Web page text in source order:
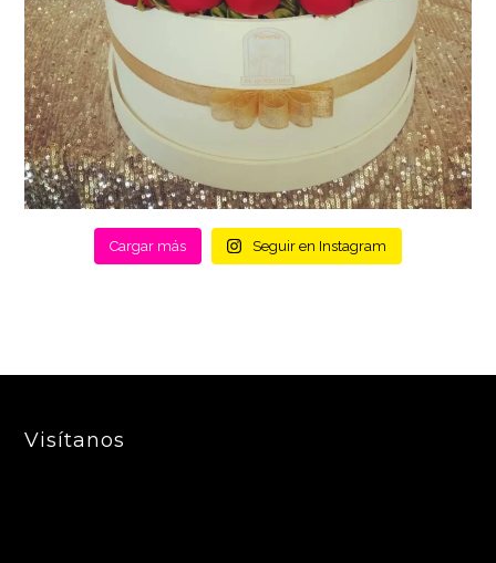
Cargar más Seguir en Instagram
Visítanos